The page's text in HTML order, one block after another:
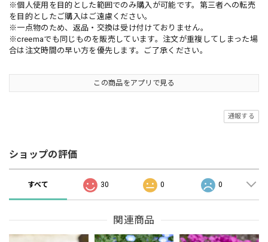
※個人使用を目的とした範囲でのみ購入が可能です。第三者への転売
を目的としたご購入はご遠慮ください。
※一点物のため、返品・交換は受け付けておりません。
※creemaでも同じものを販売しています。注文が重複してしまった場
合は注文時間の早い方を優先します。ご了承ください。
この商品をアプリで見る
通報する
ショップの評価
すべて 30 0 0
関連商品